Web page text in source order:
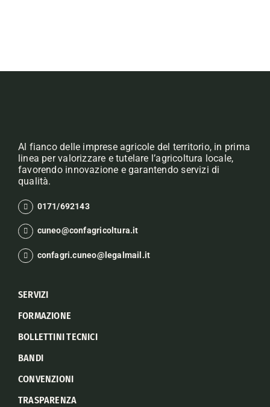
Al fianco delle imprese agricole del territorio, in prima
linea per valorizzare e tutelare l’agricoltura locale,
favorendo innovazione e garantendo servizi di
qualità.
0171/692143
cuneo@confagricoltura.it
confagri.cuneo@legalmail.it
SERVIZI
FORMAZIONE
BOLLETTINI TECNICI
BANDI
CONVENZIONI
TRASPARENZA